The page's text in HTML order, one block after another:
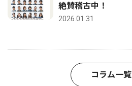
絶賛稽古中！
2026.01.31
コラム一覧